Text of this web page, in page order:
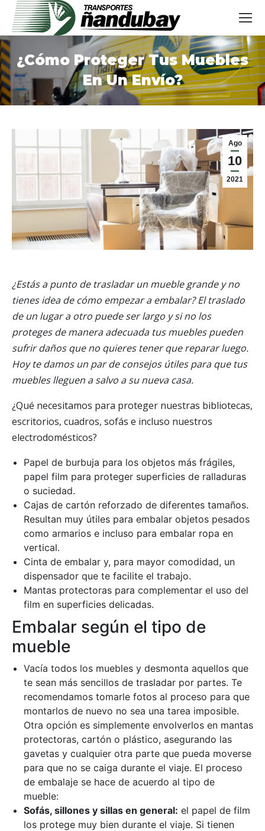
¿Cómo Proteger Tus Muebles
En Un Envío?
Estás aquí:
Ago
10
2021
¿Estás a punto de trasladar un mueble grande y no
tienes idea de cómo empezar a embalar? El traslado
de un lugar a otro puede ser largo y si no los
proteges de manera adecuada tus muebles pueden
sufrir daños que no quieres tener que reparar luego.
Hoy te damos un par de consejos útiles para que tus
muebles lleguen a salvo a su nueva casa.
¿Qué necesitamos para proteger nuestras bibliotecas,
escritorios, cuadros, sofás e incluso nuestros
electrodomésticos?
Papel de burbuja para los objetos más frágiles,
papel film para proteger superficies de ralladuras
o suciedad.
Cajas de cartón reforzado de diferentes tamaños.
Resultan muy útiles para embalar objetos pesados
como armarios e incluso para embalar ropa en
vertical.
Cinta de embalar y, para mayor comodidad, un
dispensador que te facilite el trabajo.
Mantas protectoras para complementar el uso del
film en superficies delicadas.
Embalar según el tipo de
mueble
Vacía todos los muebles y desmonta aquellos que
te sean más sencillos de trasladar por partes. Te
recomendamos tomarle fotos al proceso para que
montarlos de nuevo no sea una tarea imposible.
Otra opción es simplemente envolverlos en mantas
protectoras, cartón o plástico, asegurando las
gavetas y cualquier otra parte que pueda moverse
para que no se caiga durante el viaje. El proceso
de embalaje se hace de acuerdo al tipo de
mueble:
Sofás, sillones y sillas en general: el papel de film
los protege muy bien durante el viaje. Si tienen